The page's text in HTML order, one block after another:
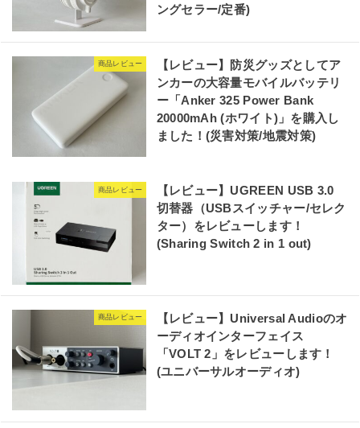
ングセラー/定番)
商品レビュー
【レビュー】防災グッズとしてア
ンカーの大容量モバイルバッテリ
ー「Anker 325 Power Bank
20000mAh (ホワイト)」を購入し
ました！(災害対策/地震対策)
商品レビュー
【レビュー】UGREEN USB 3.0
切替器（USBスイッチャー/セレク
ター）をレビューします！
(Sharing Switch 2 in 1 out)
商品レビュー
【レビュー】Universal Audioのオ
ーディオインターフェイス
「VOLT 2」をレビューします！
(ユニバーサルオーディオ)